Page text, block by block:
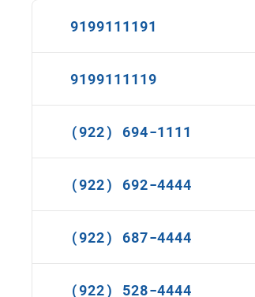
9199111191
9199111119
(922) 694-1111
(922) 692-4444
(922) 687-4444
(922) 528-4444